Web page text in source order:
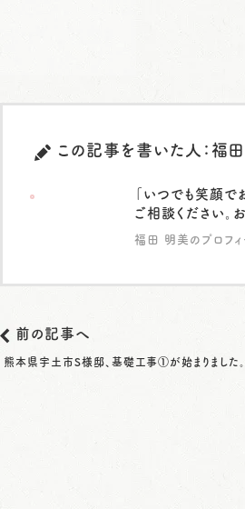
この記事を書いた人：福
「いつでも笑顔で
ご相談ください。
福田 明美のプロフィ
前の記事へ
熊本県宇土市S様邸、基礎工事①が始まりました。